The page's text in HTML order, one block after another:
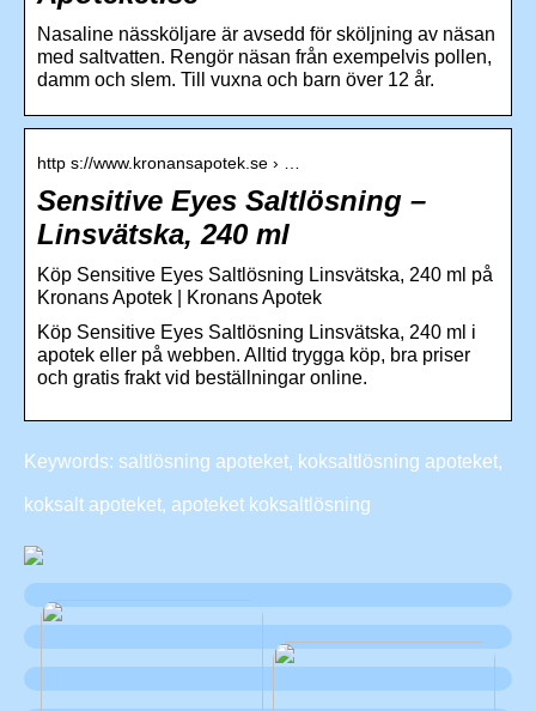
Nasaline nässköljare är avsedd för sköljning av näsan
med saltvatten. Rengör näsan från exempelvis pollen,
damm och slem. Till vuxna och barn över 12 år.
http s://www.kronansapotek.se › …
Sensitive Eyes Saltlösning –
Linsvätska, 240 ml
Köp Sensitive Eyes Saltlösning Linsvätska, 240 ml på
Kronans Apotek | Kronans Apotek
Köp Sensitive Eyes Saltlösning Linsvätska, 240 ml i
apotek eller på webben. Alltid trygga köp, bra priser
och gratis frakt vid beställningar online.
Keywords: saltlösning apoteket, koksaltlösning apoteket,
koksalt apoteket, apoteket koksaltlösning